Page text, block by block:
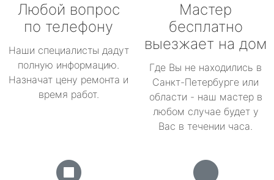
Любой вопрос
по телефону
Наши специалисты дадут
полную информацию.
Назначат цену ремонта и
время работ.
Мастер
бесплатно
выезжает на дом
Где Вы не находились в
Санкт-Петербурге или
области - наш мастер в
любом случае будет у
Вас в течении часа.